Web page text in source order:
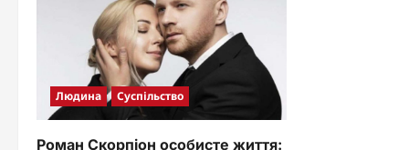
Людина Суспільство
Роман Скорпіон особисте життя: